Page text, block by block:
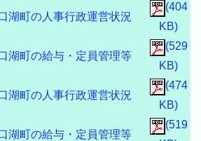
湖町の人事行政運営状況
(404
KB)
湖町の給与・定員管理等
(529
KB)
湖町の人事行政運営状況
(474
KB)
湖町の給与・定員管理等
(519